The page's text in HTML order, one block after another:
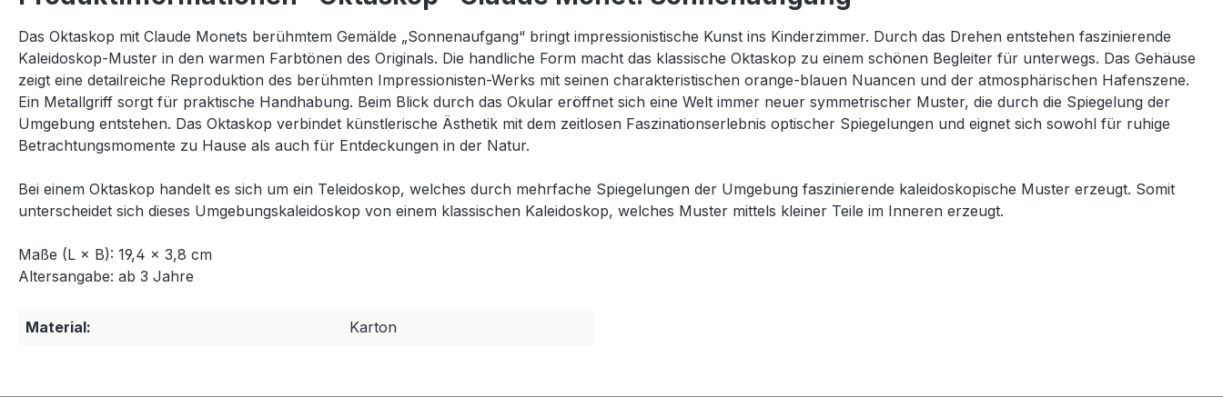
Das Oktaskop mit Claude Monets berühmtem Gemälde „Sonnenaufgang“ bringt impressionistische Kunst ins Kinderzimmer. Durch das Drehen entstehen faszinierende
Kaleidoskop-Muster in den warmen Farbtönen des Originals. Die handliche Form macht das klassische Oktaskop zu einem schönen Begleiter für unterwegs. Das Gehäuse
zeigt eine detailreiche Reproduktion des berühmten Impressionisten-Werks mit seinen charakteristischen orange-blauen Nuancen und der atmosphärischen Hafenszene.
Ein Metallgriff sorgt für praktische Handhabung. Beim Blick durch das Okular eröffnet sich eine Welt immer neuer symmetrischer Muster, die durch die Spiegelung der
Umgebung entstehen. Das Oktaskop verbindet künstlerische Ästhetik mit dem zeitlosen Faszinationserlebnis optischer Spiegelungen und eignet sich sowohl für ruhige
Betrachtungsmomente zu Hause als auch für Entdeckungen in der Natur.
Bei einem Oktaskop handelt es sich um ein Teleidoskop, welches durch mehrfache Spiegelungen der Umgebung faszinierende kaleidoskopische Muster erzeugt. Somit
unterscheidet sich dieses Umgebungskaleidoskop von einem klassischen Kaleidoskop, welches Muster mittels kleiner Teile im Inneren erzeugt.
Maße (L × B): 19,4 × 3,8 cm
Altersangabe: ab 3 Jahre
Material: Karton